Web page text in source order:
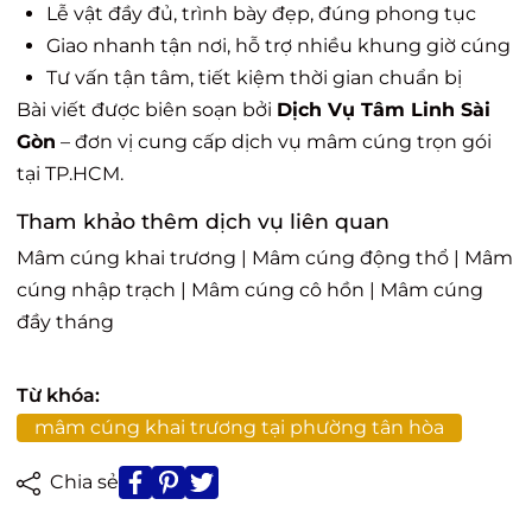
Lễ vật đầy đủ, trình bày đẹp, đúng phong tục
Giao nhanh tận nơi, hỗ trợ nhiều khung giờ cúng
Tư vấn tận tâm, tiết kiệm thời gian chuẩn bị
Bài viết được biên soạn bởi Dịch Vụ Tâm Linh Sài
Gòn – đơn vị cung cấp dịch vụ mâm cúng trọn gói
tại TP.HCM.
Tham khảo thêm dịch vụ liên quan
Mâm cúng khai trương | Mâm cúng động thổ | Mâm
cúng nhập trạch | Mâm cúng cô hồn | Mâm cúng
đầy tháng
Từ khóa:
mâm cúng khai trương tại phường tân hòa
Chia sẻ